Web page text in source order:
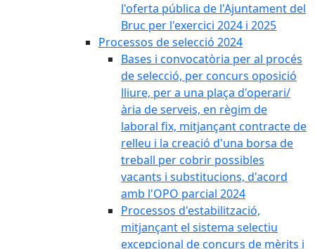
l'oferta pública de l'Ajuntament del
Bruc per l'exercici 2024 i 2025
Processos de selecció 2024
Bases i convocatòria per al procés
de selecció, per concurs oposició
lliure, per a una plaça d'operari/
ària de serveis, en règim de
laboral fix, mitjançant contracte de
relleu i la creació d'una borsa de
treball per cobrir possibles
vacants i substitucions, d'acord
amb l'OPO parcial 2024
Processos d'estabilització,
mitjançant el sistema selectiu
excepcional de concurs de mèrits i